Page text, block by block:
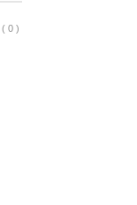
( 0 )